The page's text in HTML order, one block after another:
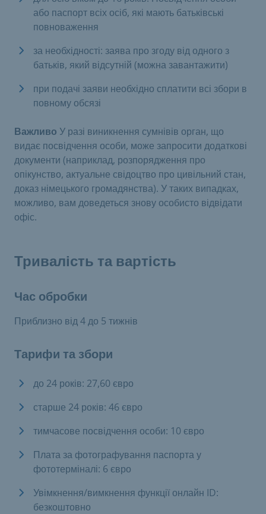
або паспорт всіх осіб, які мають батьківські
повноваження
за необхідності: заява про згоду від одного з
батьків, який відсутній (можна завантажити)
при подачі заяви необхідно сплатити всі збори в
повному обсязі
Важливо У разі виникнення сумнівів орган, що
видає посвідчення особи, може запросити додаткові
документи (наприклад, розпорядження про
опікунство, актуальне свідоцтво про цивільний стан,
доказ німецького громадянства). У таких випадках,
можливо, вам доведеться знову особисто відвідати
офіс.
Тривалість та вартість
Час обробки
Приблизно від 4 до 5 тижнів
Тарифи та збори
до 24 років: 27,60 євро
старше 24 років: 46 євро
тимчасове посвідчення особи: 10 євро
Плата за фотографування паспорта у
фототерміналі: 6 євро
Увімкнення/вимкнення функції онлайн ID:
безкоштовно